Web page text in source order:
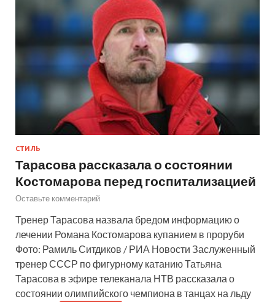
СТИЛЬ
Тарасова рассказала о состоянии
Костомарова перед госпитализацией
Оставьте комментарий
Тренер Тарасова назвала бредом информацию о
лечении Романа Костомарова купанием в проруби
Фото: Рамиль Ситдиков / РИА Новости Заслуженный
тренер СССР по фигурному катанию Татьяна
Тарасова в эфире телеканала НТВ рассказала о
состоянии олимпийского чемпиона в танцах на льду